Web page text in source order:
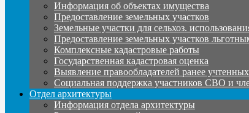
Информация об объектах имущества
Предоставление земельных участков
Земельные участки для сельхоз.
Предоставление земельных участков
Комплексные кадастровые работы
Государственная кадастровая оценка
Выявление правообладателей ранее
Социальная поддержка участников СВО и
Отдел архитектуры
Информация отдела архитектуры